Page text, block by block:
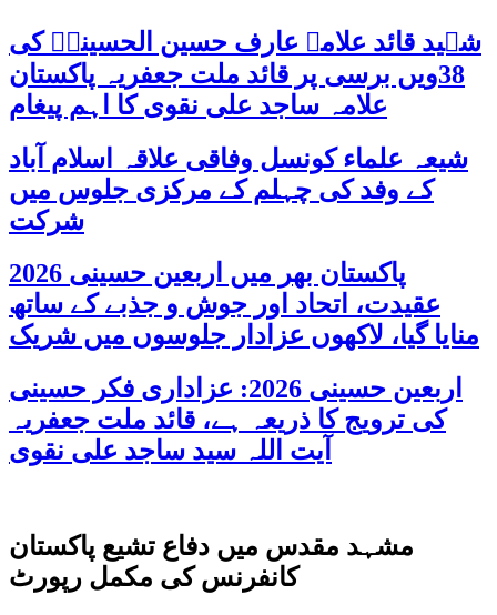
شہید قائد علامہ عارف حسین الحسینیؒ کی
38ویں برسی پر قائد ملت جعفریہ پاکستان
علامہ ساجد علی نقوی کا اہم پیغام
شیعہ علماء کونسل وفاقی علاقہ اسلام آباد
کے وفد کی چہلم کے مرکزی جلوس میں
شرکت
پاکستان بھر میں اربعین حسینی 2026
عقیدت، اتحاد اور جوش و جذبے کے ساتھ
منایا گیا، لاکھوں عزادار جلوسوں میں شریک
اربعین حسینی 2026: عزاداری فکر حسینی
کی ترویج کا ذریعہ ہے، قائد ملت جعفریہ
آیت اللہ سید ساجد علی نقوی
مشہد مقدس میں دفاع تشیع پاکستان
کانفرنس کی مکمل رپورٹ